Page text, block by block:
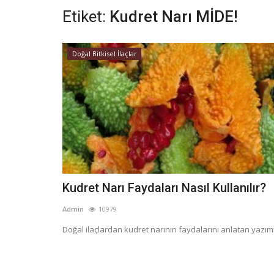
Etiket: Kudret Narı MİDE!
Doğal Bitkisel İlaçlar
Kudret Narı Faydaları Nasıl Kullanılır?
Admin 10979
Doğal ilaçlardan kudret narının faydalarını anlatan